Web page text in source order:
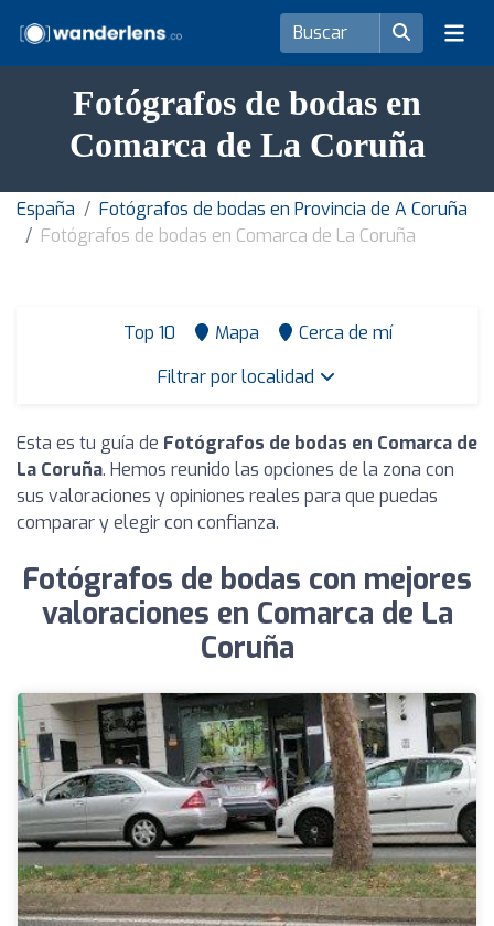
Fotógrafos de bodas en
Comarca de La Coruña
España
Fotógrafos de bodas en Provincia de A Coruña
Fotógrafos de bodas en Comarca de La Coruña
Top 10 Mapa
Cerca de mí
Filtrar por localidad
Esta es tu guía de Fotógrafos de bodas en Comarca de
La Coruña. Hemos reunido las opciones de la zona con
sus valoraciones y opiniones reales para que puedas
comparar y elegir con confianza.
Fotógrafos de bodas con mejores
valoraciones en Comarca de La
Coruña